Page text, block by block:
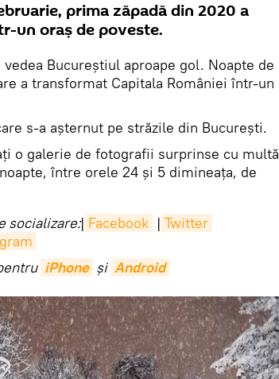
prima zăpadă din 2020 a
un oraș de poveste.
Bucureștiul aproape gol. Noapte de
a transformat Capitala României într-un
s-a așternut pe străzile din București.
o galerie de fotografii surprinse cu multă
între orele 24 și 5 dimineața, de
socializare:| Facebook | Twitter
iPhone și Android